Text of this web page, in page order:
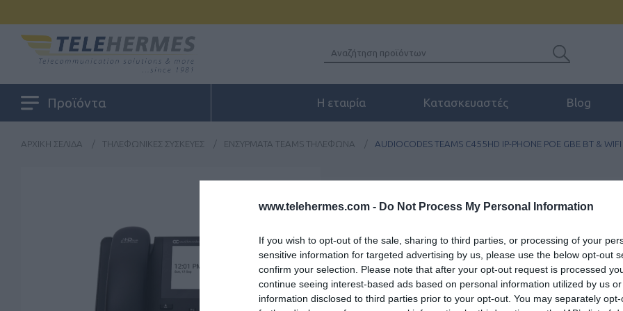
www.telehermes.com - Do Not Process My Personal Information
If you wish to opt-out of the sale, sharing to third parties, or processing of your
sensitive information for targeted advertising by us, please use the below opt-out
confirm your selection. Please note that after your opt-out request is processed
continue seeing interest-based ads based on personal information utilized by us
information disclosed to third parties prior to your opt-out. You may separately
Προϊόντα Η εταιρία Κατασκευαστές Blog
ΑΡΧΙΚΉ ΣΕΛΊΔΑ / ΤΗΛΕΦΩΝΙΚΈΣ ΣΥΣΚΕΥΈΣ / ΕΝΣΎΡΜΑΤΑ TEAMS ΤΗΛΈΦΩΝΑ / AUDIOCODES TEAMS C455HD IP-PHONE POE GBE BT & WIFI
AUDIOCODES
Το IP τηλέφωνο AudioCodes
τηλέφωνο υψηλών
τελευταία λέξη της
Teams.